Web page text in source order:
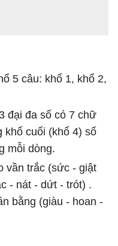
5 câu: khổ 1, khổ 2,
đại đa số có 7 chữ
khổ cuối (khổ 4) số
mỗi dòng.
vần trắc (sức - giật
- nát - dứt - trót) .
bằng (giàu - hoan -